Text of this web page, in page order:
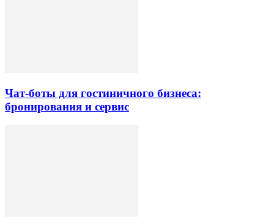
Чат-боты для гостиничного бизнеса:
бронирования и сервис